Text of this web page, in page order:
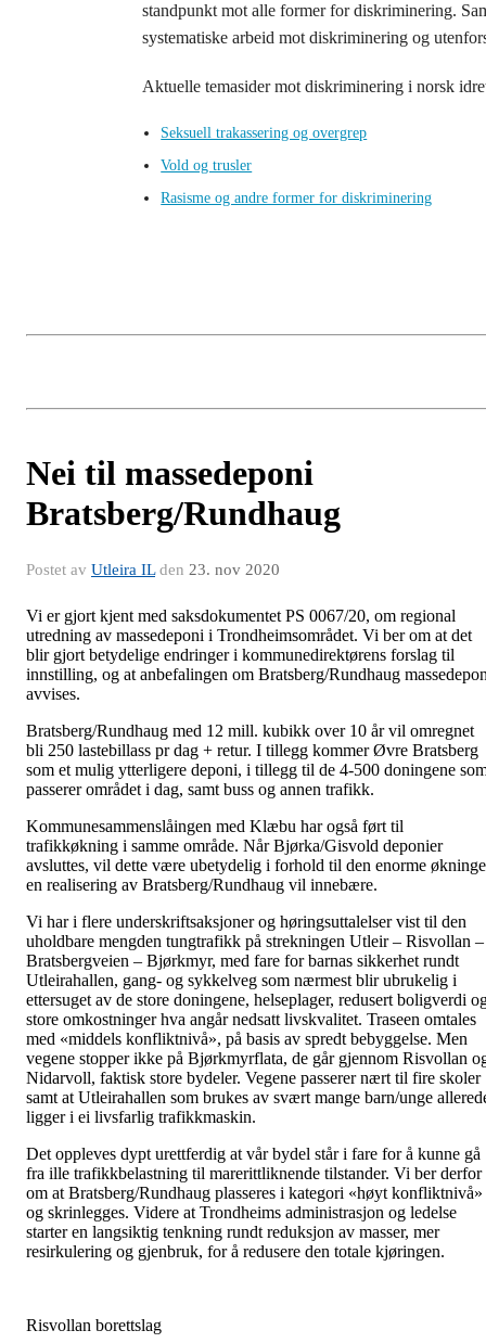
standpunkt mot alle former for diskriminering.
systematiske arbeid mot diskriminering og
Aktuelle temasider mot diskriminering i norsk
Seksuell trakassering og overgrep
Vold og trusler
Rasisme og andre former for diskriminering
Nei til massedeponi
Bratsberg/Rundhaug
Postet av Utleira ILden 23. nov 2020
Vi er gjort kjent med saksdokumentet PS 0067/20, om regional
utredning av massedeponi i Trondheimsområdet. Vi ber om at det
blir gjort betydelige endringer i kommunedirektørens forslag til
innstilling, og at anbefalingen om Bratsberg/Rundhaug
avvises.
Bratsberg/Rundhaug med 12 mill. kubikk over 10 år vil omregnet
bli 250 lastebillass pr dag + retur. I tillegg kommer Øvre Bratsberg
som et mulig ytterligere deponi, i tillegg til de 4-500 doningene
passerer området i dag, samt buss og annen trafikk.
Kommunesammenslåingen med Klæbu har også ført til
trafikkøkning i samme område. Når Bjørka/Gisvold deponier
avsluttes, vil dette være ubetydelig i forhold til den enorme
en realisering av Bratsberg/Rundhaug vil innebære.
Vi har i flere underskriftsaksjoner og høringsuttalelser vist til den
uholdbare mengden tungtrafikk på strekningen Utleir – Risvollan –
Bratsbergveien – Bjørkmyr, med fare for barnas sikkerhet rundt
Utleirahallen, gang- og sykkelveg som nærmest blir ubrukelig i
ettersuget av de store doningene, helseplager, redusert boligverdi
store omkostninger hva angår nedsatt livskvalitet. Traseen omtales
med «middels konfliktnivå», på basis av spredt bebyggelse. Men
vegene stopper ikke på Bjørkmyrflata, de går gjennom Risvollan
Nidarvoll, faktisk store bydeler. Vegene passerer nært til fire skoler
samt at Utleirahallen som brukes av svært mange barn/unge
ligger i ei livsfarlig trafikkmaskin.
Det oppleves dypt urettferdig at vår bydel står i fare for å kunne gå
fra ille trafikkbelastning til marerittliknende tilstander. Vi ber derfor
om at Bratsberg/Rundhaug plasseres i kategori «høyt konfliktnivå»
og skrinlegges. Videre at Trondheims administrasjon og ledelse
starter en langsiktig tenkning rundt reduksjon av masser, mer
resirkulering og gjenbruk, for å redusere den totale kjøringen.
Risvollan borettslag